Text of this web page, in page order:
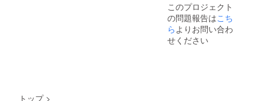
このプロジェクト
の問題報告はこち
らよりお問い合わ
せください
トップ >